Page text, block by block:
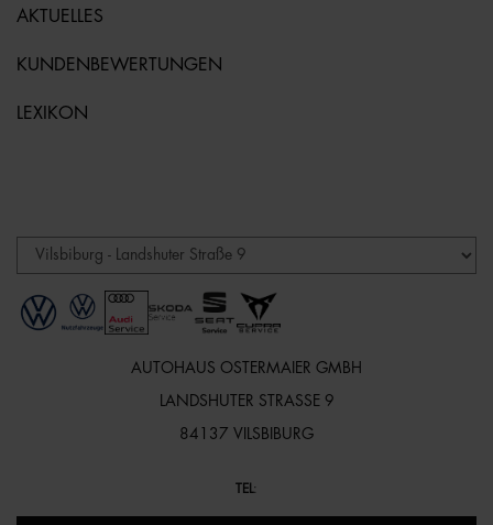
AKTUELLES
KUNDENBEWERTUNGEN
LEXIKON
AUTOHAUS OSTERMAIER GMBH
LANDSHUTER STRASSE 9
84137 VILSBIBURG
TEL :